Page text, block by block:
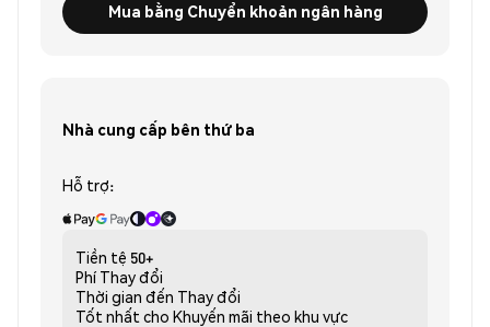
Mua bằng Chuyển khoản ngân hàng
Nhà cung cấp bên thứ ba
Hỗ trợ:
Tiền tệ 50+
Phí Thay đổi
Thời gian đến Thay đổi
Tốt nhất cho Khuyến mãi theo khu vực